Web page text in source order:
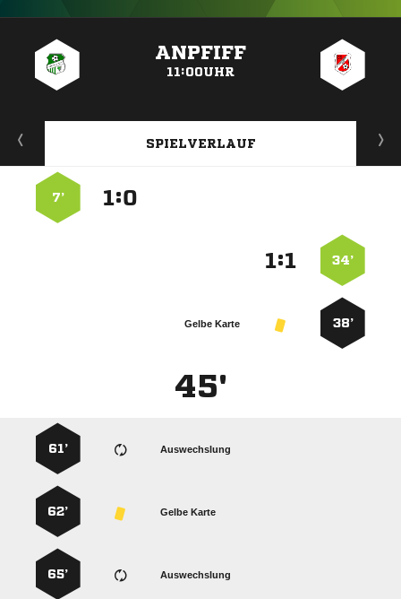
ANPFIFF
11:00UHR
SPIELVERLAUF
:
7’
34’
:
38’
Gelbe Karte
45'
Auswechslung
61’
Gelbe Karte
62’
Auswechslung
65’